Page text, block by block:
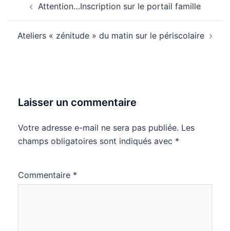
d’articleAttention…Inscription sur le portail famille
Ateliers « zénitude » du matin sur le périscolaire
Laisser un commentaire
Votre adresse e-mail ne sera pas publiée. Les
champs obligatoires sont indiqués avec *
Commentaire *